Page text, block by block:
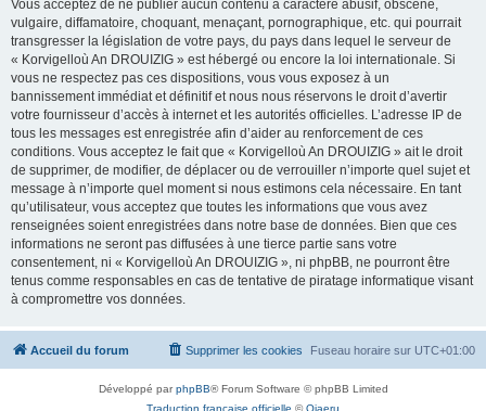
Vous acceptez de ne publier aucun contenu à caractère abusif, obscène,
vulgaire, diffamatoire, choquant, menaçant, pornographique, etc. qui pourrait
transgresser la législation de votre pays, du pays dans lequel le serveur de
« Korvigelloù An DROUIZIG » est hébergé ou encore la loi internationale. Si
vous ne respectez pas ces dispositions, vous vous exposez à un
bannissement immédiat et définitif et nous nous réservons le droit d’avertir
votre fournisseur d’accès à internet et les autorités officielles. L’adresse IP de
tous les messages est enregistrée afin d’aider au renforcement de ces
conditions. Vous acceptez le fait que « Korvigelloù An DROUIZIG » ait le droit
de supprimer, de modifier, de déplacer ou de verrouiller n’importe quel sujet et
message à n’importe quel moment si nous estimons cela nécessaire. En tant
qu’utilisateur, vous acceptez que toutes les informations que vous avez
renseignées soient enregistrées dans notre base de données. Bien que ces
informations ne seront pas diffusées à une tierce partie sans votre
consentement, ni « Korvigelloù An DROUIZIG », ni phpBB, ne pourront être
tenus comme responsables en cas de tentative de piratage informatique visant
à compromettre vos données.
Accueil du forum Fuseau horaire sur UTC+01:00
Supprimer les cookies
Développé parphpBB® Forum Software © phpBB Limited
Traduction française officielle ©Qiaeru